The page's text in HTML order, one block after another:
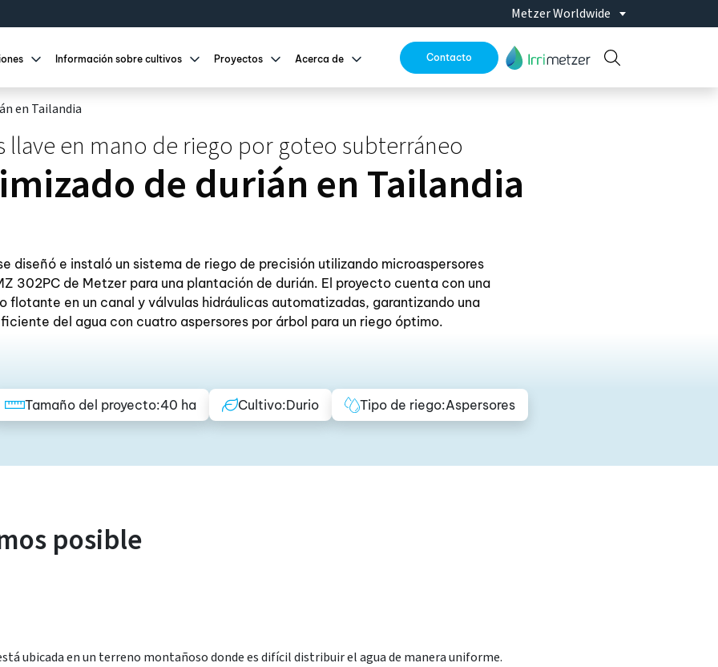
Metzer Worldwide
Información sobre cultivos Proyectos Acerca de Contacto
en Tailandia
llave en mano de riego por goteo subterráneo
de durián en Tailandia
diseñó e instaló un sistema de riego de precisión utilizando microaspersores
302PC de Metzer para una plantación de durián. El proyecto cuenta con una
flotante en un canal y válvulas hidráulicas automatizadas, garantizando una
del agua con cuatro aspersores por árbol para un riego óptimo.
Tamaño del proyecto:40 ha Cultivo:Durio Tipo de riego:Aspersores
posible
ubicada en un terreno montañoso donde es difícil distribuir el agua de manera uniforme.